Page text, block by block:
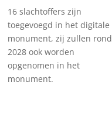
16 slachtoffers zijn
toegevoegd in het digitale
monument, zij zullen rond
2028 ook worden
opgenomen in het
monument.